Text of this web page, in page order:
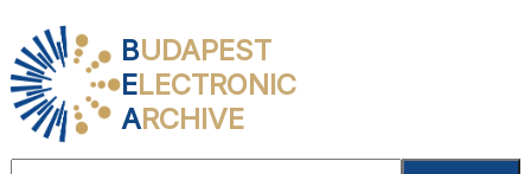
BUDAPEST
ELECTRONIC
ARCHIVE